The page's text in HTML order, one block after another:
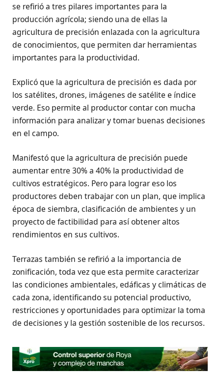
se refirió a tres pilares importantes para la
producción agrícola; siendo una de ellas la
agricultura de precisión enlazada con la agricultura
de conocimientos, que permiten dar herramientas
importantes para la productividad.
Explicó que la agricultura de precisión es dada por
los satélites, drones, imágenes de satélite e índice
verde. Eso permite al productor contar con mucha
información para analizar y tomar buenas decisiones
en el campo.
Manifestó que la agricultura de precisión puede
aumentar entre 30% a 40% la productividad de
cultivos estratégicos. Pero para lograr eso los
productores deben trabajar con un plan, que implica
época de siembra, clasificación de ambientes y un
proyecto de factibilidad para así obtener altos
rendimientos en sus cultivos.
Terrazas también se refirió a la importancia de
zonificación, toda vez que esta permite caracterizar
las condiciones ambientales, edáficas y climáticas de
cada zona, identificando su potencial productivo,
restricciones y oportunidades para optimizar la toma
de decisiones y la gestión sostenible de los recursos.